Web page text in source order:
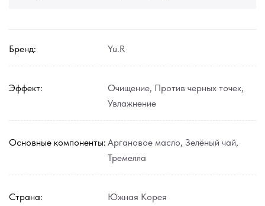
Бренд: Yu.R
Эффект: Очищение, Против черных точек,
Увлажнение
Основные компоненты: Аргановое масло,Зелёный чай,
Тремелла
Страна: Южная Корея